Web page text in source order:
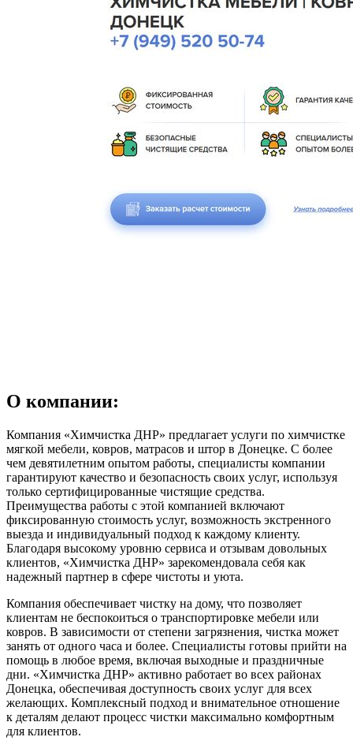
О компании:
Компания «Химчистка ДНР» предлагает услуги по химчистке
мягкой мебели, ковров, матрасов и штор в Донецке. С более
чем девятилетним опытом работы, специалисты компании
гарантируют качество и безопасность своих услуг, используя
только сертифицированные чистящие средства.
Преимущества работы с этой компанией включают
фиксированную стоимость услуг, возможность экстренного
выезда и индивидуальный подход к каждому клиенту.
Благодаря высокому уровню сервиса и отзывам довольных
клиентов, «Химчистка ДНР» зарекомендовала себя как
надежный партнер в сфере чистоты и уюта.
Компания обеспечивает чистку на дому, что позволяет
клиентам не беспокоиться о транспортировке мебели или
ковров. В зависимости от степени загрязнения, чистка может
занять от одного часа и более. Специалисты готовы прийти на
помощь в любое время, включая выходные и праздничные
дни. «Химчистка ДНР» активно работает во всех районах
Донецка, обеспечивая доступность своих услуг для всех
желающих. Комплексный подход и внимательное отношение
к деталям делают процесс чистки максимально комфортным
для клиентов.